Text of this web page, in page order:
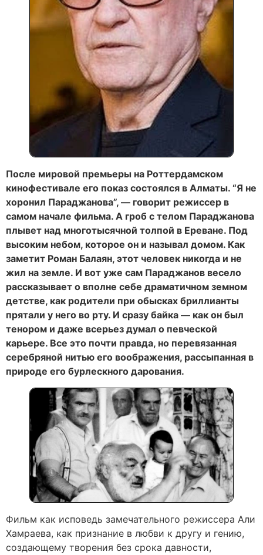
После мировой премьеры на Роттердамском
кинофестивале его показ состоялся в Алматы. “Я не
хоронил Параджанова”, — говорит режиссер в
самом начале фильма. А гроб с телом Параджанова
плывет над многотысячной толпой в Ереване. Под
высоким небом, которое он и называл домом. Как
заметит Роман Балаян, этот человек никогда и не
жил на земле. И вот уже сам Параджанов весело
рассказывает о вполне себе драматичном земном
детстве, как родители при обысках бриллианты
прятали у него во рту. И сразу байка — как он был
тенором и даже всерьез думал о певческой
карьере. Все это почти правда, но перевязанная
серебряной нитью его воображения, рассыпанная в
природе его бурлескного дарования.
Фильм как исповедь замечательного режиссера Али
Хамраева, как признание в любви к другу и гению,
создающему творения без срока давности,